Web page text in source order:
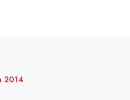
2014